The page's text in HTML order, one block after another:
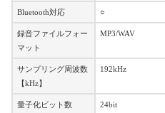
Bluetooth対応 ○
録音ファイルフォー
マット
MP3/WAV
サンプリング周波数
【kHz】
192kHz
量子化ビット数
24bit